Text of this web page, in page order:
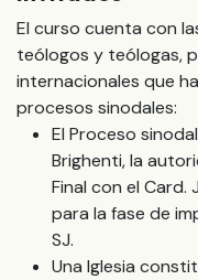
El curso cuenta con
teólogos y teólogas,
internacionales que
procesos sinodales:
El Proceso
Brighenti, la
Final con el Card.
para la fase de
SJ.
Una Iglesia